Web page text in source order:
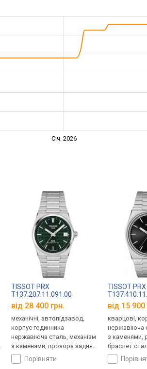
Січ. 2026
TISSOT PRX
T137.207.11.091.00
від 28 400 грн.
механічні, автопідзавод,
корпус годинника
нержавіюча сталь, механізм
з каменями, прозора задня
кришка, ремінець: браслет
сталь, WR 100, Швейцарія
порівняти
TISSOT PRX
від 15 900
кварцові,
нержавіюча
з каменями,
браслет
Швейцарія